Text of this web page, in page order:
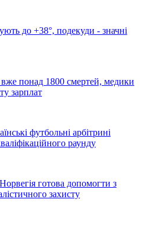
до +38°, подекуди - значні
понад 1800 смертей, медики
зарплат
футбольні арбітрині
раунду
готова допомогти з
захисту